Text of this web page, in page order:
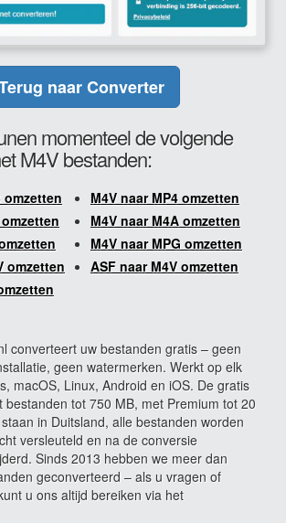
naar Converter
momenteel de volgende
M4V bestanden:
omzetten
M4V naar MP4 omzetten
M4V naar M4A omzetten
M4V naar MPG omzetten
omzetten
ASF naar M4V omzetten
converteert uw bestanden gratis – geen
geen watermerken. Werkt op elk
macOS, Linux, Android en iOS. De gratis
bestanden tot 750 MB, met Premium tot 20
in Duitsland, alle bestanden worden
versleuteld en na de conversie
Sinds 2013 hebben we meer dan
geconverteerd – als u vragen of
u ons altijd bereiken via het